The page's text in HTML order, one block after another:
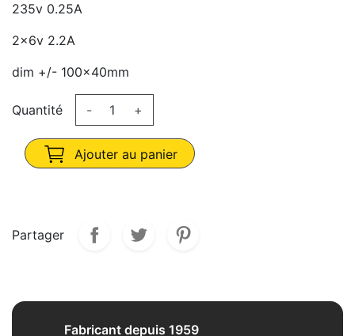
235v 0.25A
2x6v 2.2A
dim +/- 100x40mm
Quantité - +
Ajouter au panier
Partager
Fabricant depuis 1959